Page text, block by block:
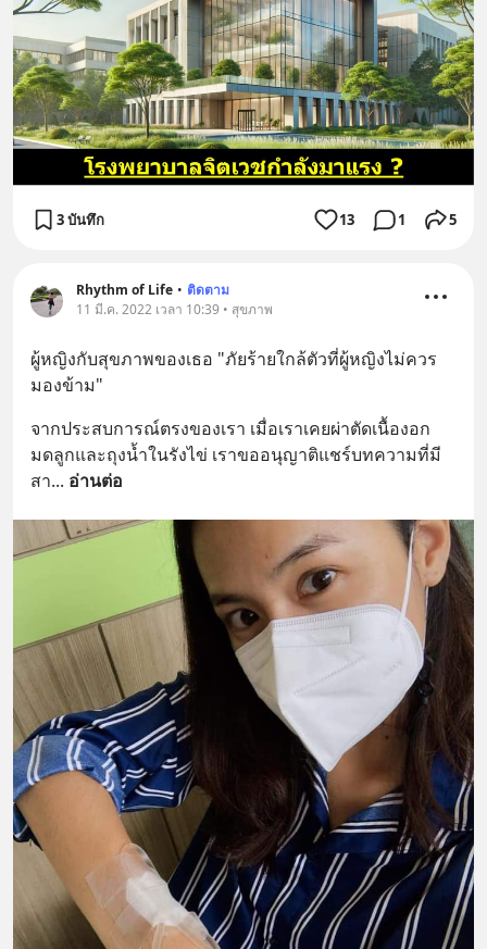
3 บันทึก 13 1 5
Rhythm of Life • ติดตาม
11 มี.ค. 2022 เวลา 10:39 • สุขภาพ
ผู้หญิงกับสุขภาพของเธอ "ภัยร้ายใกล้ตัวที่ผู้หญิงไม่ควร
มองข้าม"
จากประสบการณ์ตรงของเรา เมื่อเราเคยผ่าตัดเนื้องอก
มดลูกและถุงน้ำในรังไข่ เราขออนุญาติแชร์บทความที่มี
สา... อ่านต่อ